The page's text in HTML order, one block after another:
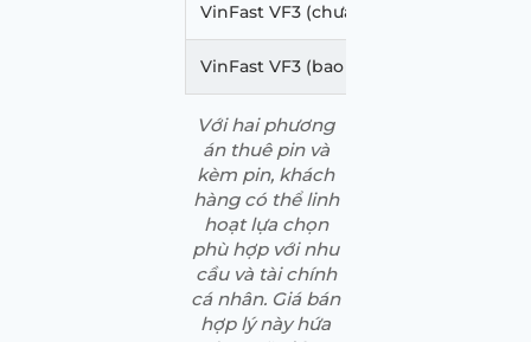
VinFast VF3 (chưa pin)
VinFast VF3 (bao gồm pin)
Với hai phương
án thuê pin và
kèm pin, khách
hàng có thể linh
hoạt lựa chọn
phù hợp với nhu
cầu và tài chính
cá nhân. Giá bán
hợp lý này hứa